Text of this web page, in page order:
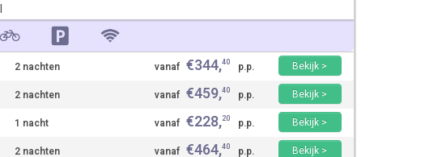
2 nachten vanaf €344,40 p.p.
Bekijk >
2 nachten vanaf €459,40 p.p.
Bekijk >
1 nacht vanaf €228,20 p.p.
Bekijk >
2 nachten vanaf €464,40 p.p. Bekijk >